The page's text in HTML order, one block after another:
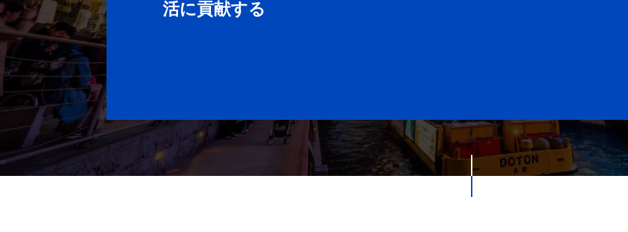
活に貢献する